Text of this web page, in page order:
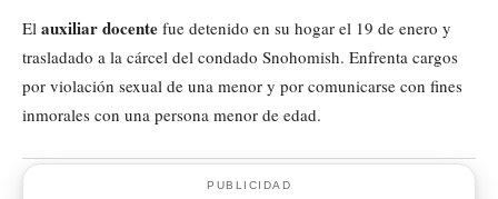
El auxiliar docente fue detenido en su hogar el 19 de enero y
trasladado a la cárcel del condado Snohomish. Enfrenta cargos
por violación sexual de una menor y por comunicarse con fines
inmorales con una persona menor de edad.
PUBLICIDAD